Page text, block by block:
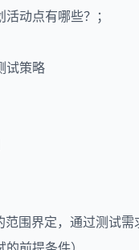
动点有哪些？；
试策略
围界定，通过测试